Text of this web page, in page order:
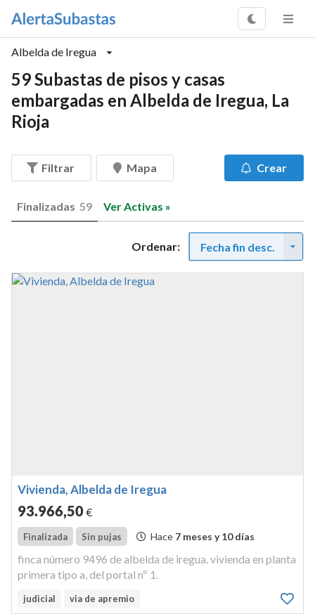
Albelda de Iregua
59 Subastas de pisos y casas
embargadas en Albelda de Iregua, La
Rioja
Filtrar Mapa Crear
Finalizadas 59 Ver Activas »
Ordenar: Fecha fin desc.
Vivienda, Albelda de Iregua
93.966,50€
Finalizada Sin pujas Hace 7 meses y 10 días
finca número 9496 de albelda de iregua. vivienda en planta
primera tipo a, del portal nº 1.
judicial via de apremio